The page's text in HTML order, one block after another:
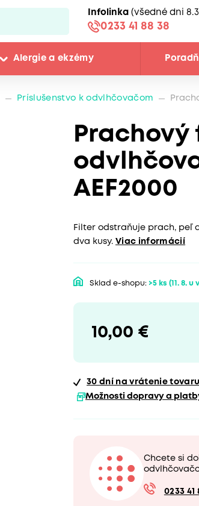
Infolinka (všedné dni
0233 41 88 38
Alergie a ekzémy
Príslušenstvo k odvlhčovačom
Prachový
AEF2000
Filter odstraňuje prach, peľ
dva kusy. Viac informácií
Sklad e-shopu: >5 ks (11. 8. u
10,00 €
30 dní na vrátenie tovaru
Možnosti dopravy a
Chcete si
0233 41